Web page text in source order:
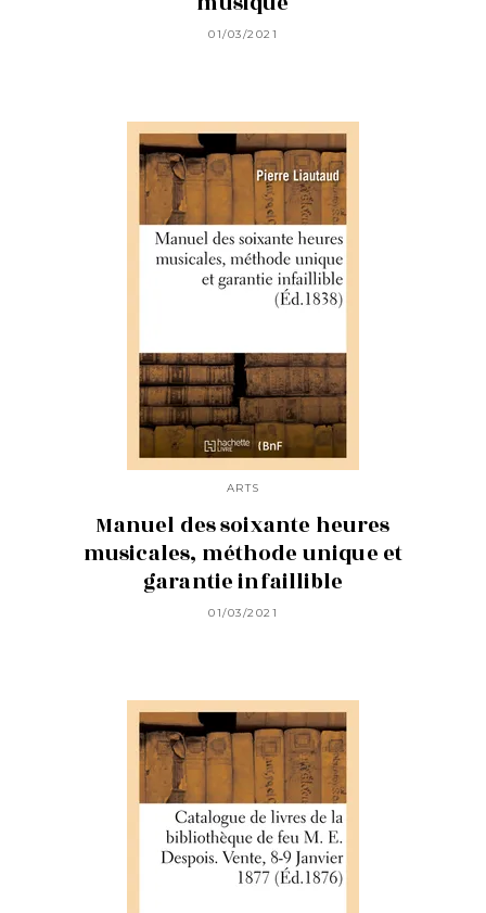
01/03/2021
ARTS
Manuel des soixante heures
musicales, méthode unique et
garantie infaillible
01/03/2021